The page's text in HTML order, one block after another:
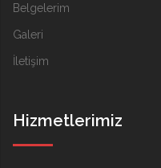
Belgelerim
Galeri
İletişim
Hizmetlerimiz